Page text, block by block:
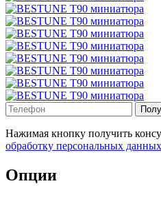
Нажимая кнопку получить
обработку персональных данных
Опции